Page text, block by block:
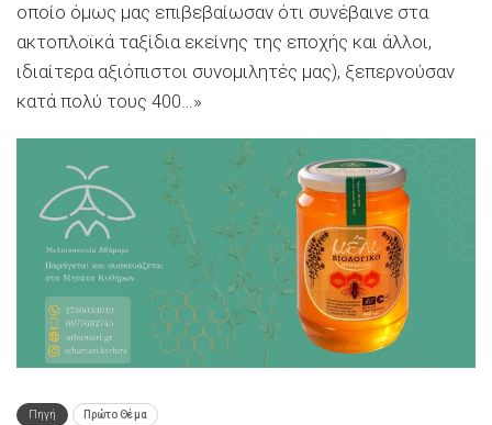
οποίο όμως μας επιβεβαίωσαν ότι συνέβαινε στα
ακτοπλοϊκά ταξίδια εκείνης της εποχής και άλλοι,
ιδιαίτερα αξιόπιστοι συνομιλητές μας), ξεπερνούσαν
κατά πολύ τους 400…»
Πηγή Πρώτο Θέμα